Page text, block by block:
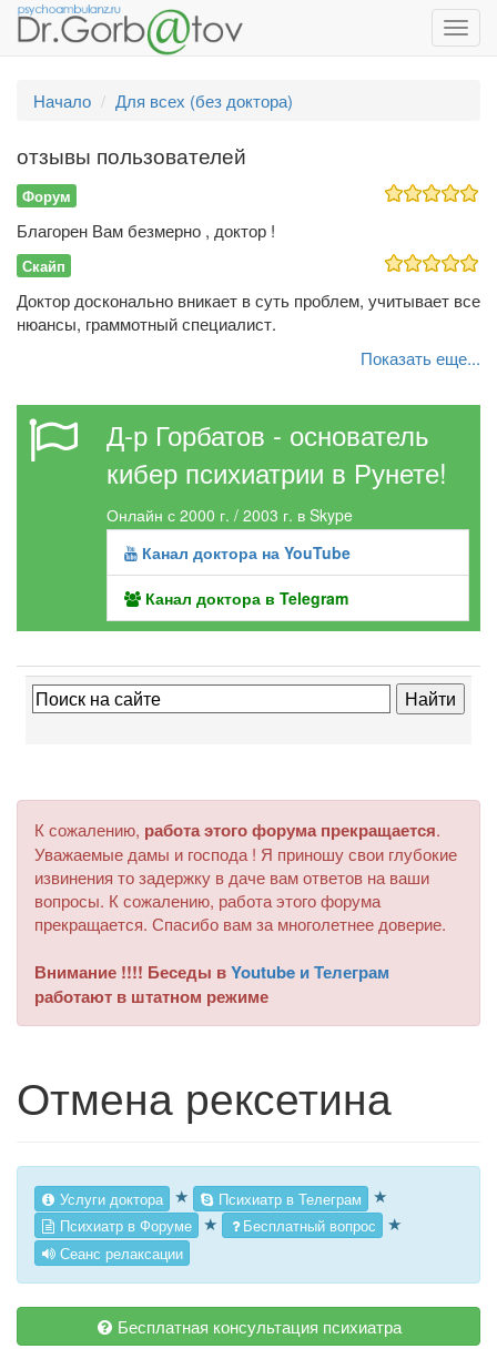
Начало
Для всех (без доктора)
отзывы пользователей
Форум
Благорен Вам безмерно , доктор !
Скайп
Доктор досконально вникает в суть проблем, учитывает все
нюансы, граммотный специалист.
Показать еще...
Д-р Горбатов - основатель
кибер психиатрии в Рунете!
Онлайн с 2000 г. / 2003 г. в Skype
Канал доктора на YouTube
Канал доктора в Telegram
К сожалению, работа этого форума прекращается.
Уважаемые дамы и господа ! Я приношу свои глубокие
извинения то задержку в даче вам ответов на ваши
вопросы. К сожалению, работа этого форума
прекращается. Спасибо вам за многолетнее доверие.
Внимание !!!! Беседы вYoutube и Телеграм
работают в штатном режиме
Отмена рексетина
Услуги доктора ★ Психиатр в Телеграм ★
Психиатр в Форуме ★ Бесплатный вопрос ★
Сеанс релаксации
Бесплатная консультация психиатра